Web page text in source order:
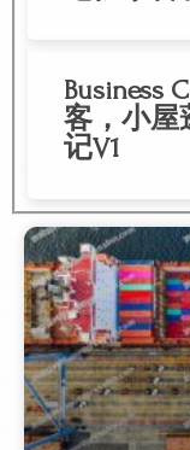
Business
客，小屋
记V1